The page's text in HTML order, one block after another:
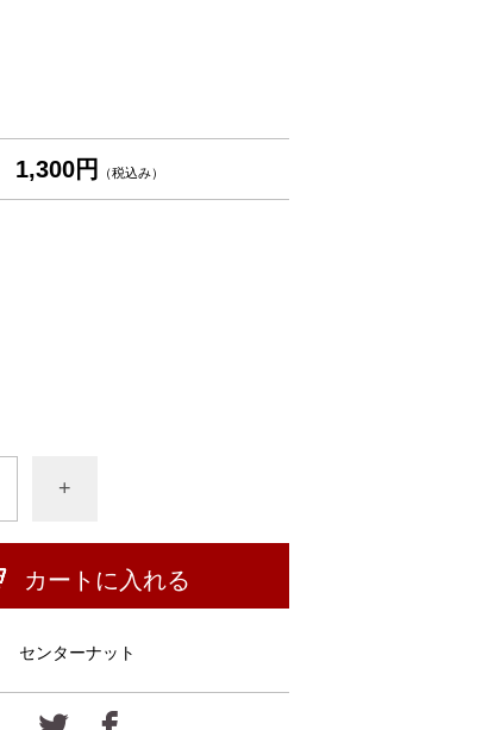
1,300円 （税込み）
+
カートに入れる
センターナット